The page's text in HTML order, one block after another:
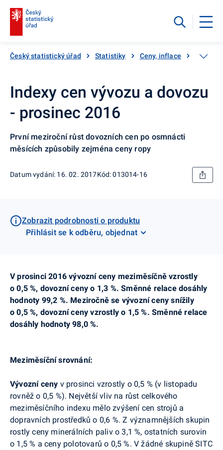
Český statistický úřad Statistiky Ceny, inflace Ceny
Indexy cen vývozu a dovozu
- prosinec 2016
První meziroční růst dovozních cen po osmnácti
měsících způsobily zejména ceny ropy
Datum vydání: 16. 02. 2017Kód: 013014-16
Zobrazit podrobnosti o produktu
Přihlásit se k odběru, objednat
V prosinci 2016 vývozní ceny meziměsíčně vzrostly
o 0,5 %, dovozní ceny o 1,3 %. Směnné relace dosáhly
hodnoty 99,2 %. Meziročně se vývozní ceny snížily
o 0,5 %, dovozní ceny vzrostly o 1,5 %. Směnné relace
dosáhly hodnoty 98,0 %.
Meziměsíční srovnání:
Vývozní ceny v prosinci vzrostly o 0,5 % (v listopadu
rovněž o 0,5 %). Největší vliv na růst celkového
meziměsíčního indexu mělo zvýšení cen strojů a
dopravních prostředků o 0,6 %. Z významnějších skupin
rostly ceny minerálních paliv o 3,1 %, ostatních surovin
o 1,5 % a ceny polotovarů o 0,5 %. V žádné skupině SITC